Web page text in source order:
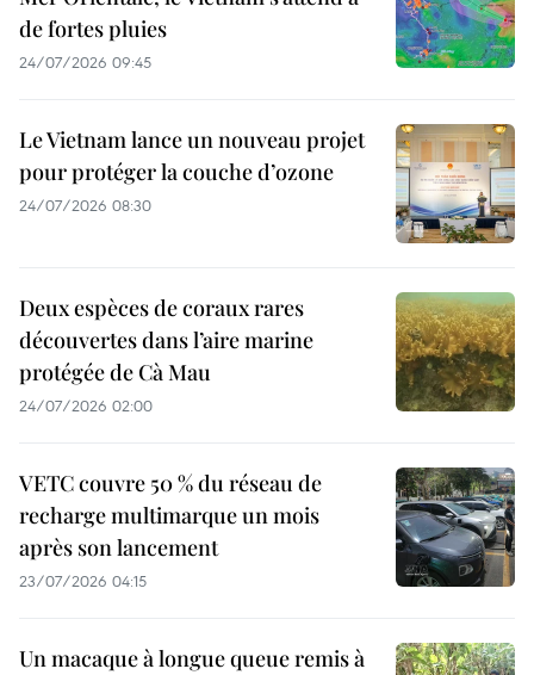
de fortes pluies
24/07/2026 09:45
Le Vietnam lance un nouveau projet
pour protéger la couche d’ozone
24/07/2026 08:30
Deux espèces de coraux rares
découvertes dans l’aire marine
protégée de Cà Mau
24/07/2026 02:00
VETC couvre 50 % du réseau de
recharge multimarque un mois
après son lancement
23/07/2026 04:15
Un macaque à longue queue remis à